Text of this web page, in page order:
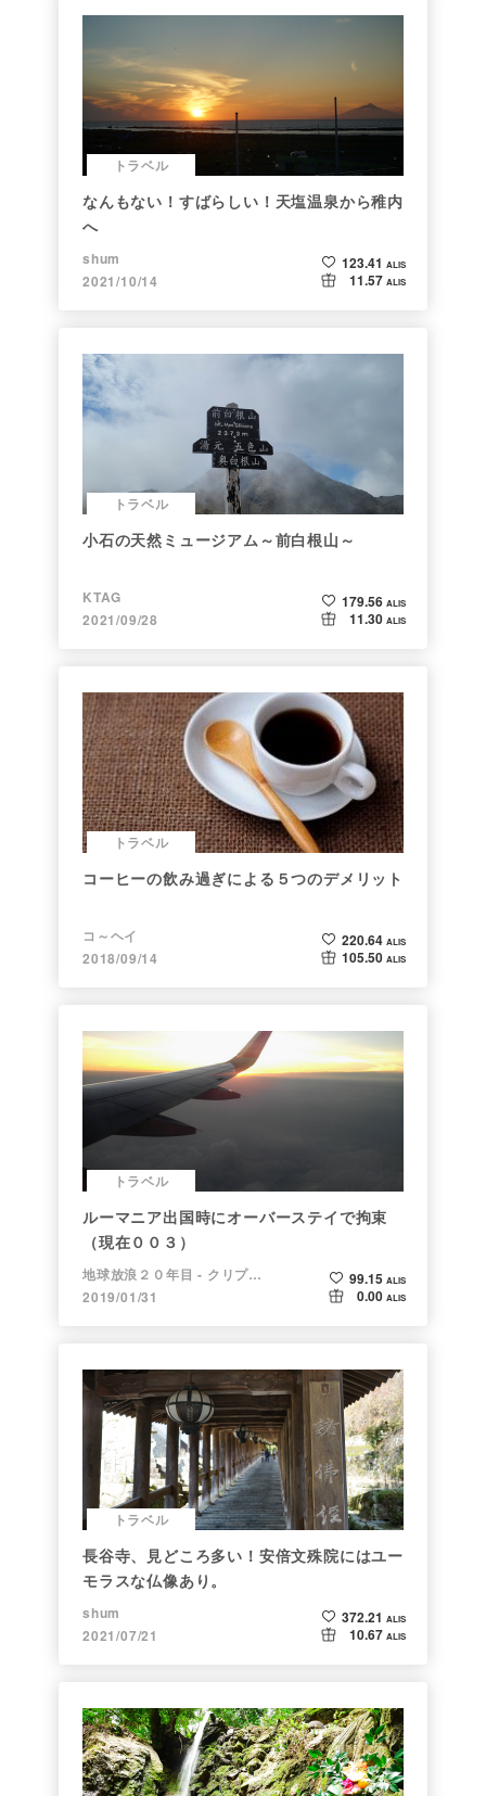
トラベル
なんもない！すばらしい！天塩温泉から稚内
へ
shum
2021/10/14
123.41 ALIS
11.57 ALIS
トラベル
小石の天然ミュージアム～前白根山～
KTAG
2021/09/28
179.56 ALIS
11.30 ALIS
トラベル
コーヒーの飲み過ぎによる５つのデメリット
コ～ヘイ
2018/09/14
220.64 ALIS
105.50 ALIS
トラベル
ルーマニア出国時にオーバーステイで拘束
（現在００３）
地球放浪２０年目 - クリプトラベラー
2019/01/31
99.15 ALIS
0.00 ALIS
トラベル
長谷寺、見どころ多い！安倍文殊院にはユー
モラスな仏像あり。
shum
2021/07/21
372.21 ALIS
10.67 ALIS